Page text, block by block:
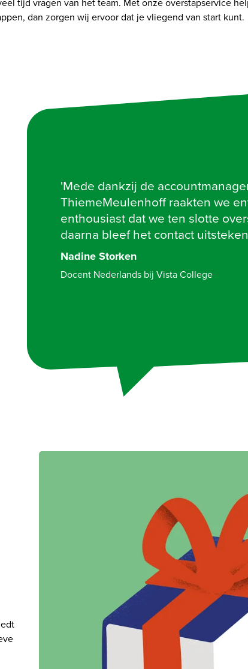
dan zorgen wij ervoor dat je vliegend van start kunt.
'Mede dankzij de
ThiemeMeulenhoff raakten we
enthousiast dat we ten slotte
daarna bleef het contact
Nadine Storken
Docent Nederlands bij Vista College